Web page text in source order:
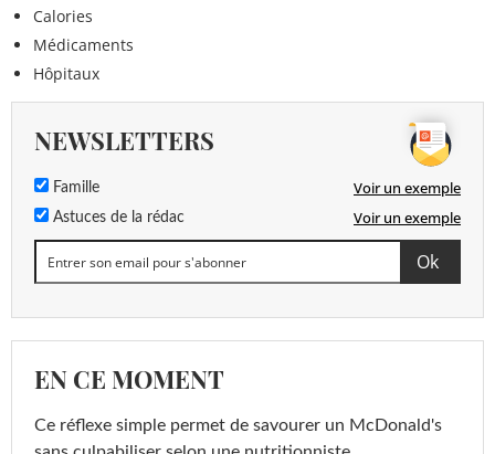
Calories
Médicaments
Hôpitaux
NEWSLETTERS
Famille Voir un exemple
Astuces de la rédac Voir un exemple
EN CE MOMENT
Ce réflexe simple permet de savourer un McDonald's